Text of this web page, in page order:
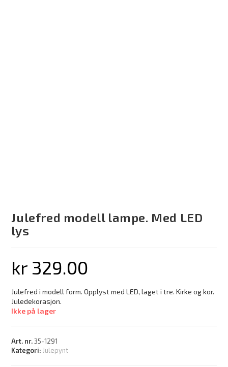
Julefred modell lampe. Med LED
lys
kr 329.00
Julefred i modell form. Opplyst med LED, laget i tre. Kirke og kor.
Juledekorasjon.
Ikke på lager
Art. nr.35-1291
Kategori:Julepynt